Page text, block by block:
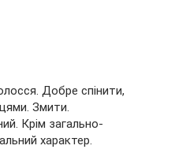
Добре спінити,
Змити.
Крім загально-
характер.